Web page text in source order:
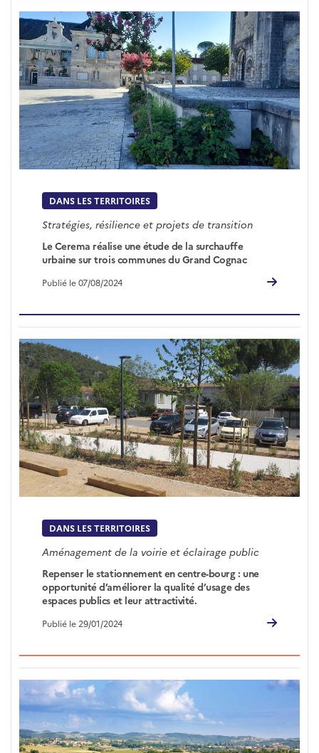
DANS LES TERRITOIRES
Stratégies, résilience et projets de transition
Le Cerema réalise une étude de la surchauffe
urbaine sur trois communes du Grand Cognac
Publié le 07/08/2024
DANS LES TERRITOIRES
Aménagement de la voirie et éclairage public
Repenser le stationnement en centre-bourg : une
opportunité d’améliorer la qualité d’usage des
espaces publics et leur attractivité.
Publié le 29/01/2024